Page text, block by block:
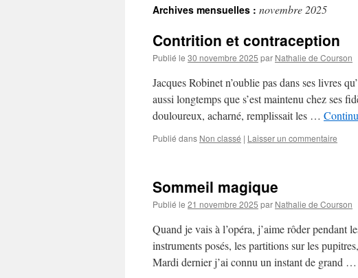
Archives mensuelles : novembre 2025
Contrition et contraception
Publié le 30 novembre 2025 par Nathalie de Courson
Jacques Robinet n’oublie pas dans ses livres
aussi longtemps que s’est maintenu chez ses
douloureux, acharné, remplissait les …
Publié dans Non classé | Laisser un commentaire
Sommeil magique
Publié le 21 novembre 2025 par Nathalie de Courson
Quand je vais à l’opéra, j’aime rôder pendant
instruments posés, les partitions sur les
Mardi dernier j’ai connu un instant de grand …